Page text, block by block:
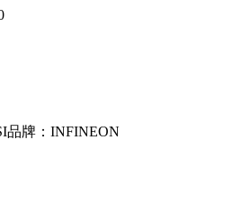
品牌： INFINEON